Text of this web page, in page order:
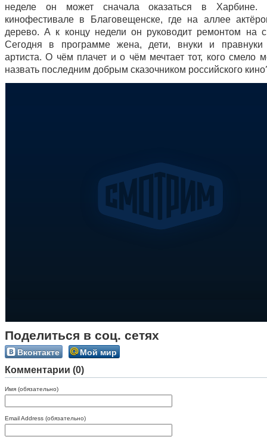
неделе он может сначала оказаться в
кинофестивале в Благовещенске, где на аллее
дерево. А к концу недели он руководит ремонтом на
Сегодня в программе жена, дети, внуки и правнуки
артиста. О чём плачет и о чём мечтает тот, кого смело
назвать последним добрым сказочником российского
Поделиться в соц. сетях
Вконтакте Мой мир
Комментарии (0)
Имя (обязательно)
Email Address (обязательно)